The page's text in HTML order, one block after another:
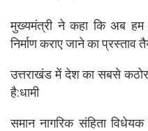
मुख्यमंत्री ने कहा कि अब हम
निर्माण कराए जाने का प्रस्ताव
उत्तराखंड में देश का सबसे
है:धामी
समान नागरिक संहिता